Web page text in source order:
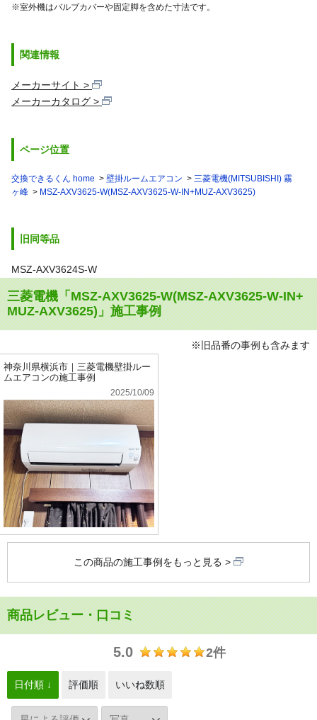
※室外機はバルブカバーや固定脚を含めた寸法です。
関連情報
メーカーサイト
メーカーカタログ
ページ位置
交換できるくん home 壁掛ルームエアコン
三菱電機(MITSUBISHI) 霧
ヶ峰
MSZ-AXV3625-W(MSZ-AXV3625-W-IN+MUZ-AXV3625)
旧同等品
MSZ-AXV3624S-W
三菱電機「MSZ-AXV3625-W(MSZ-AXV3625-W-IN+
MUZ-AXV3625)」施工事例
※旧品番の事例も含みます
神奈川県横浜市｜三菱電機壁掛ルー
ムエアコンの施工事例
2025/10/09
この商品の施工事例をもっと見る
商品レビュー・口コミ
5.0 2件
日付順 ↓ 評価順 いいね数順